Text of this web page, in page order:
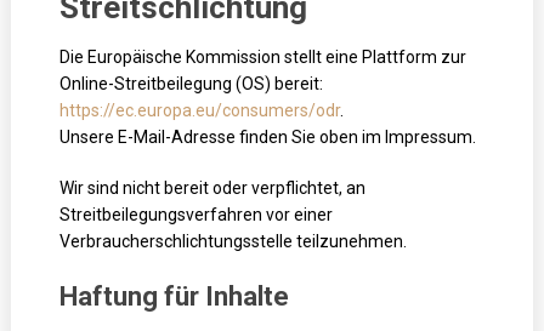
Die Europäische Kommission stellt eine Plattform zur
Online-Streitbeilegung (OS) bereit:
https://ec.europa.eu/consumers/odr.
Unsere E-Mail-Adresse finden Sie oben im Impressum.
Wir sind nicht bereit oder verpflichtet, an
Streitbeilegungsverfahren vor einer
Verbraucherschlichtungsstelle teilzunehmen.
Haftung für Inhalte